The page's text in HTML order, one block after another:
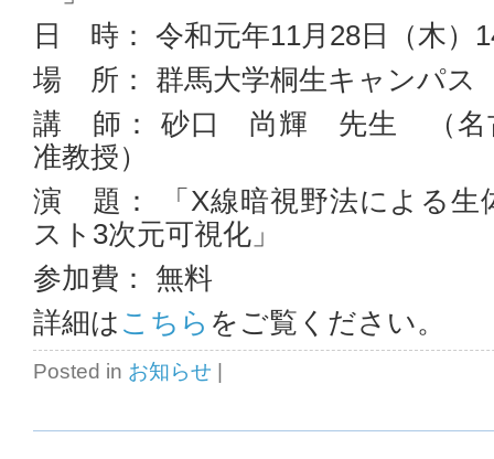
日 時： 令和元年11月28日（木）
場 所： 群馬大学桐生キャンパス
講 師： 砂口 尚輝 先生 （名
准教授）
演 題： 「X線暗視野法による生
スト3次元可視化」
参加費： 無料
詳細は こちら をご覧ください。
Posted in お知らせ